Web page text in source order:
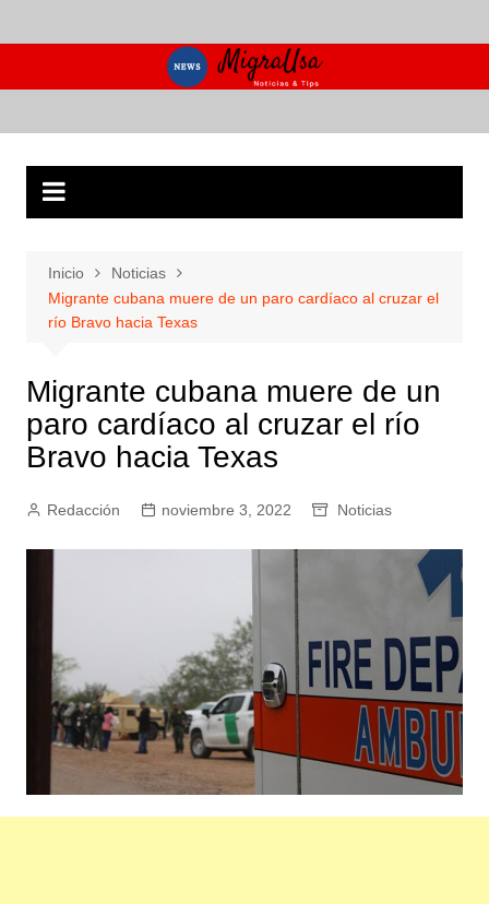
al
Inicio
Noticias
Migrante cubana muere de un paro cardíaco al cruzar el
río Bravo hacia Texas
Migrante cubana muere de un
paro cardíaco al cruzar el río
Bravo hacia Texas
Redacción noviembre 3, 2022 Noticias